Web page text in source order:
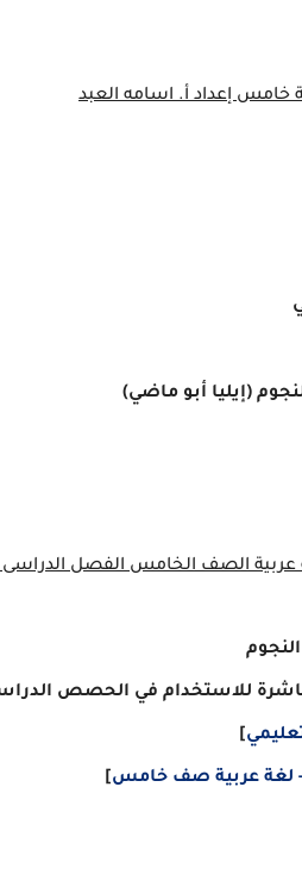
إعداد أ. اسامه العبد
أبو ماضي)
الصف الخامس الفصل الدراسى
للاستخدام في الحصص الدراسية
]
- لغة عربية صف خامس]